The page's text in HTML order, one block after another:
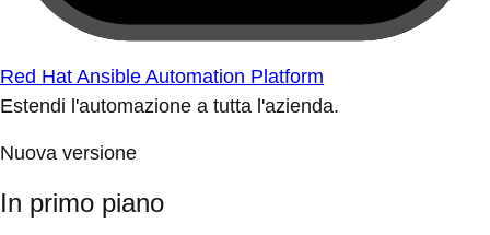
Red Hat Ansible Automation Platform
Estendi l'automazione a tutta l'azienda.
Nuova versione
In primo piano